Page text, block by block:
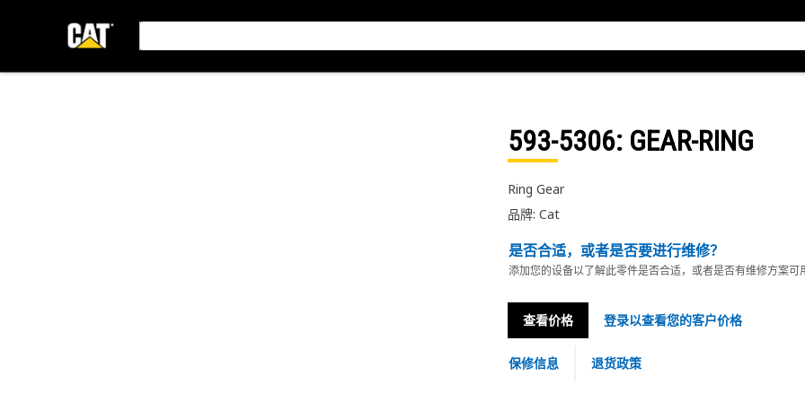
593-5306: GEAR-RING
Ring Gear
品牌: Cat
是否合适，或者是否要进行维修？
添加您的设备以了解此零件是否合适，或者是否有维修方案可
查看价格 登录以查看您的客户价格
保修信息 退货政策